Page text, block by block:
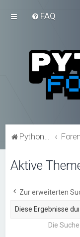
FAQ
Python-Forum.de
Aktive
Zur erweiterten
Die